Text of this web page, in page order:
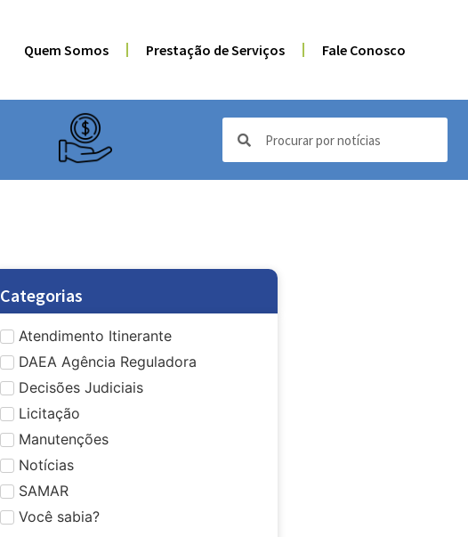
Quem Somos Prestação de Serviços Fale Conosco
Categorias
Atendimento Itinerante
DAEA Agência Reguladora
Decisões Judiciais
Licitação
Manutenções
Notícias
SAMAR
Você sabia?